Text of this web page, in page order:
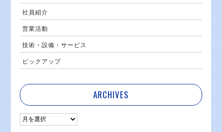
社員紹介
営業活動
技術・設備・サービス
ピックアップ
ARCHIVES